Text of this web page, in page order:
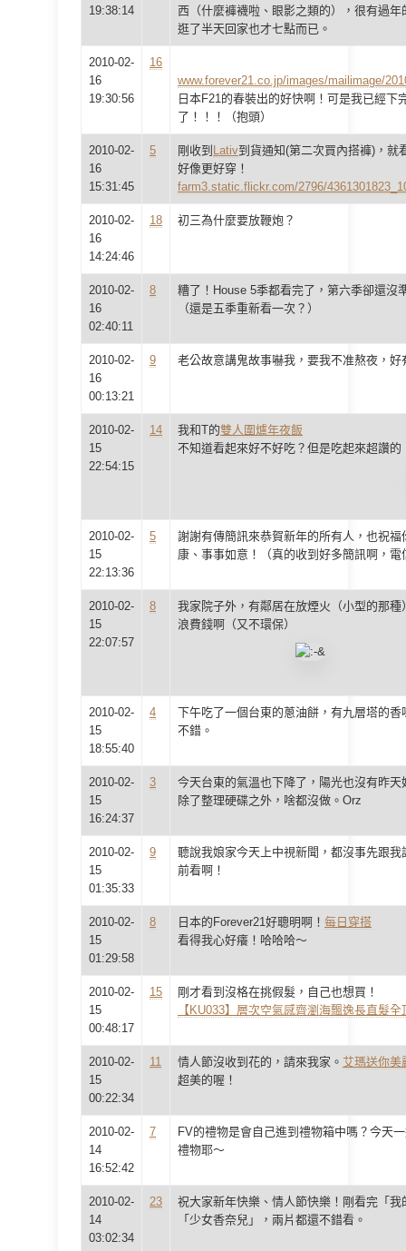
19:38:14
西（什麼褲襪啦、眼影之類的），很有過
逛了半天回家也才七點而已。
2010-02-
16
19:30:56
16
www.forever21.co.jp/images/mailimage/
日本F21的春裝出的好快啊！可是我已經下
了！！！（抱頭）
2010-02-
16
15:31:45
5 剛收到 Lativ到貨通知(第二次買內搭褲)，就
好像更好穿！
farm3.static.flickr.com/2796/
2010-02-
16
14:24:46
18 初三為什麼要放鞭炮？
2010-02-
16
02:40:11
8
糟了！House 5季都看完了，第六季卻還沒
（還是五季重新看一次？）
2010-02-
16
00:13:21
9 老公故意講鬼故事嚇我，要我不准熬夜，好
2010-02-
15
22:54:15
14 我和T的雙人圍爐年夜飯
不知道看起來好不好吃？但是吃起來超讚的
2010-02-
15
22:13:36
5
謝謝有傳簡訊來恭賀新年的所有人，也祝
康、事事如意！（真的收到好多簡訊啊，電
2010-02-
15
22:07:57
8
我家院子外，有鄰居在放煙火（小型的那
浪費錢啊（又不環保）
2010-02-
15
18:55:40
4
下午吃了一個台東的蔥油餅，有九層塔的
不錯。
2010-02-
15
16:24:37
3
今天台東的氣溫也下降了，陽光也沒有昨
除了整理硬碟之外，啥都沒做。Orz
2010-02-
15
01:35:33
9
聽說我娘家今天上中視新聞，都沒事先跟
前看啊！
2010-02-
15
01:29:58
8 日本的Forever21好聰明啊！ 每日穿搭
看得我心好癢！哈哈哈～
2010-02-
15
00:48:17
15
剛才看到沒格在挑假髮，自己也想買！
【KU033】層次空氣感齊瀏海飄逸長直髮全
2010-02-
15
00:22:34
11 情人節沒收到花的，請來我家。 艾瑪送你美
超美的喔！
2010-02-
14
16:52:42
7
FV的禮物是會自己進到禮物箱中嗎？今天
禮物耶～
2010-02-
14
03:02:34
23
祝大家新年快樂、情人節快樂！剛看完「我
「少女香奈兒」，兩片都還不錯看。